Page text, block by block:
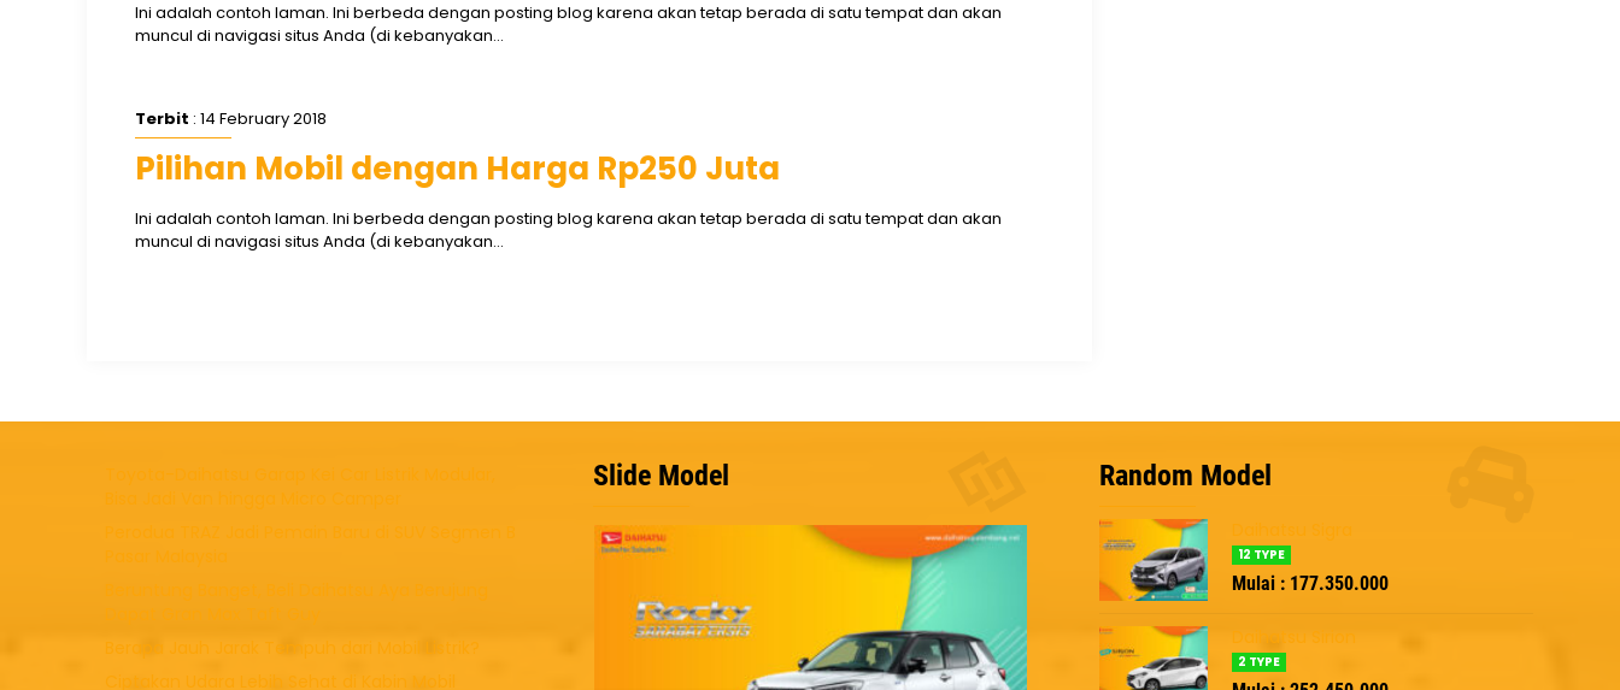
Ini adalah contoh laman. Ini berbeda dengan posting blog karena akan tetap berada di satu tempat dan akan
muncul di navigasi situs Anda (di kebanyakan...
Terbit : 14 February 2018
Pilihan Mobil dengan Harga Rp250 Juta
Ini adalah contoh laman. Ini berbeda dengan posting blog karena akan tetap berada di satu tempat dan akan
muncul di navigasi situs Anda (di kebanyakan...
Berapa Jauh Jarak Tempuh dari Mobil Listrik?
Ciptakan Udara Lebih Sehat di Kabin Mobil
Slide Model Random Model
12 TYPE
Mulai : 177.350.000
Daihatsu Sirion
2 TYPE